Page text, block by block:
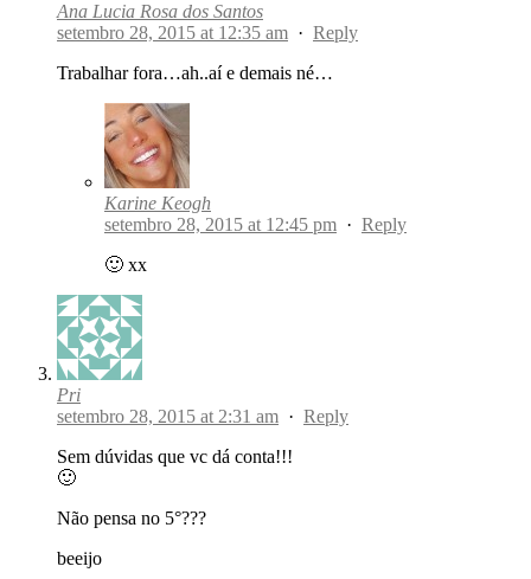
Ana Lucia Rosa dos Santos
setembro 28, 2015 at 12:35 am · Reply
Trabalhar fora…ah..aí e demais né…
Karine Keogh
setembro 28, 2015 at 12:45 pm · Reply
🙂 xx
Pri
setembro 28, 2015 at 2:31 am · Reply
Sem dúvidas que vc dá conta!!!
🙂
Não pensa no 5°???
beeijo